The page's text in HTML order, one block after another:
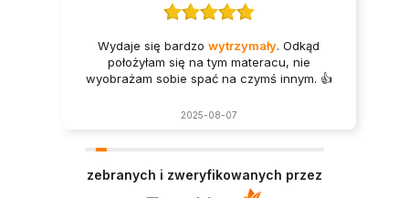
Wydaje się bardzowytrzymały. Odkąd
położyłam się na tym materacu, nie
wyobrażam sobie spać na czymś innym. 👍️
2025-08-07
zebranych i zweryfikowanych przez